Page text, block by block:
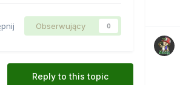
Obserwujący 0
Reply to this topic